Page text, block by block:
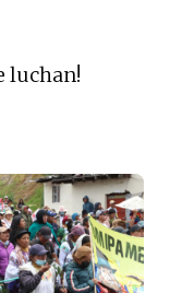
luchan!